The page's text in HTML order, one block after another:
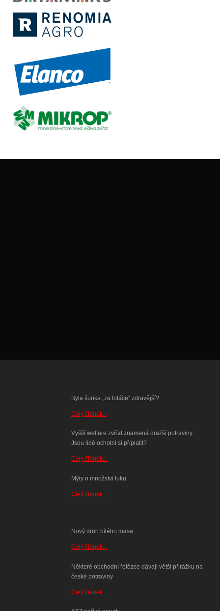
Byla šunka „za totáče“ zdravější?
Celý článek...
Vyšší welfare zvířat znamená dražší potraviny.
Jsou lidé ochotni si připlatit?
Celý článek...
Mýty o množství tuku
Celý článek...
Nový druh bílého masa
Celý článek...
Některé obchodní řetězce dávají větší přirážku na
české potraviny
Celý článek...